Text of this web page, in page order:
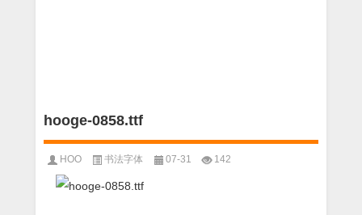
hooge-0858.ttf
HOO 书法字体 07-31 142